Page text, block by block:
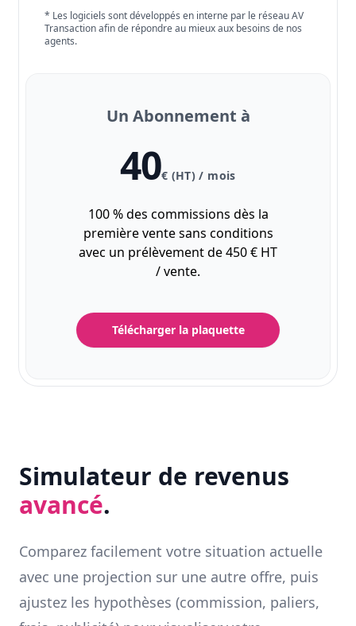
* Les logiciels sont développés en interne par le réseau AV
Transaction afin de répondre au mieux aux besoins de nos
agents.
Un Abonnement à
40€ (HT) / mois
100 % des commissions dès la
première vente sans conditions
avec un prélèvement de 450 € HT
/ vente.
Télécharger la plaquette
Simulateur de revenus
avancé.
Comparez facilement votre situation actuelle
avec une projection sur une autre offre, puis
ajustez les hypothèses (commission, paliers,